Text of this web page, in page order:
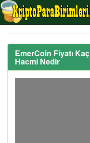
EmerCoin Fiyatı
Hacmi Nedir